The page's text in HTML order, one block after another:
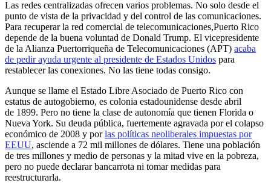
Las redes centralizadas ofrecen varios problemas. No solo desde el
punto de vista de la privacidad y del control de las comunicaciones.
Para recuperar la red comercial de telecomunicaciones,Puerto Rico
depende de la buena voluntad de Donald Trump. El vicepresidente
de la Alianza Puertorriqueña de Telecomunicaciones (APT) acaba
de pedir ayuda urgente al presidente de Estados Unidos para
restablecer las conexiones. No las tiene todas consigo.
Aunque se llame el Estado Libre Asociado de Puerto Rico con
estatus de autogobierno, es colonia estadounidense desde abril
de 1899. Pero no tiene la clase de autonomía que tienen Florida o
Nueva York. Su deuda pública, fuertemente agravada por el colapso
económico de 2008 y porlas políticas neoliberales impuestas por
EEUU, asciende a 72 mil millones de dólares. Tiene una población
de tres millones y medio de personas y la mitad vive en la pobreza,
pero no puede declarar bancarrota ni tomar medidas para
reestructurarla.